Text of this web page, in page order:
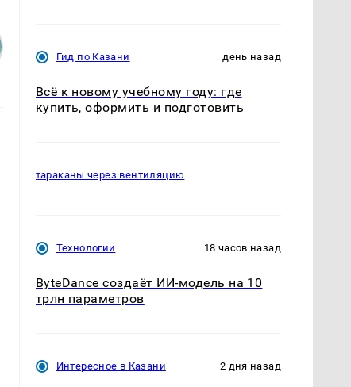
Гид по Казани день назад
Всё к новому учебному году: где
купить, оформить и подготовить
тараканы через вентиляцию
Технологии 18 часов назад
ByteDance создаёт ИИ-модель на 10
трлн параметров
Интересное в Казани 2 дня назад